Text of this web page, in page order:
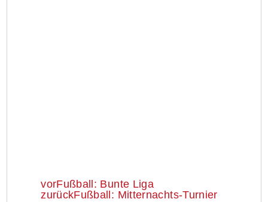
vorFußball: Bunte Liga
zurückFußball: Mitternachts-Turnier